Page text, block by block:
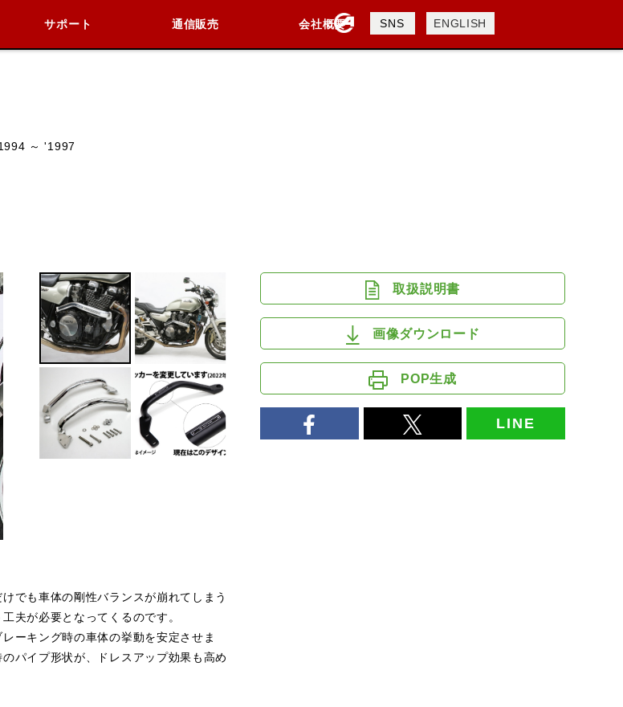
サポート 通信販売 会社概要
会社概要
採用情報
SNS ENGLISH
～ '1997
でも車体の剛性バランスが崩れてしまう
夫が必要となってくるのです。
ーキング時の車体の挙動を安定させま
パイプ形状が、ドレスアップ効果も高め
取扱説明書
画像ダウンロード
POP生成
LINE